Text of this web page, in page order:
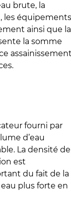
brute, la
les équipements
ainsi que la
la somme
fourni par
d’eau
La densité de
est
du fait de la
plus forte en